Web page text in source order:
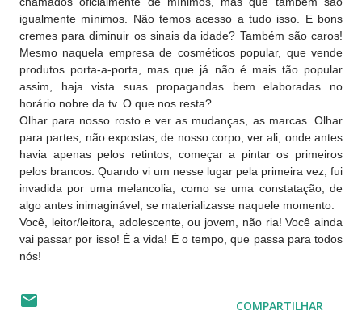
igualmente mínimos. Não temos acesso a tudo isso. E bons
cremes para diminuir os sinais da idade? Também são caros!
Mesmo naquela empresa de cosméticos popular, que vende
produtos porta-a-porta, mas que já não é mais tão popular
assim, haja vista suas propagandas bem elaboradas no
horário nobre da tv. O que nos resta?
Olhar para nosso rosto e ver as mudanças, as marcas. Olhar
para partes, não expostas, de nosso corpo, ver ali, onde antes
havia apenas pelos retintos, começar a pintar os primeiros
pelos brancos. Quando vi um nesse lugar pela primeira vez, fui
invadida por uma melancolia, como se uma constatação, de
algo antes inimaginável, se materializasse naquele momento.
Você, leitor/leitora, adolescente, ou jovem, não ria! Você ainda
vai passar por isso! É a vida! É o tempo, que passa para todos
nós!
COMPARTILHAR